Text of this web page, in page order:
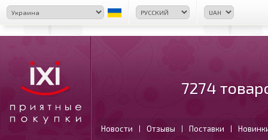
7274
Новости | Отзывы | Поставки |